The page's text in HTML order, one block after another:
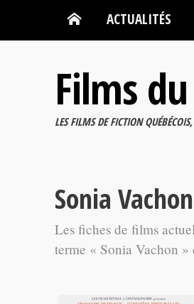
ACTUALITÉS
Films
LES FILMS DE FICTION
Sonia Vachon
Les fiches de films
terme « Sonia Vachon »